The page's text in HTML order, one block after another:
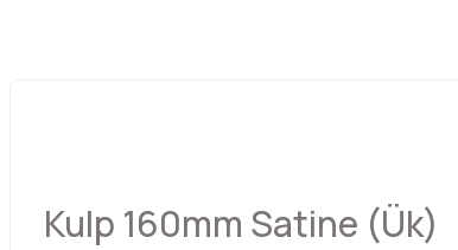
Kulp 160mm Satine (Ük)